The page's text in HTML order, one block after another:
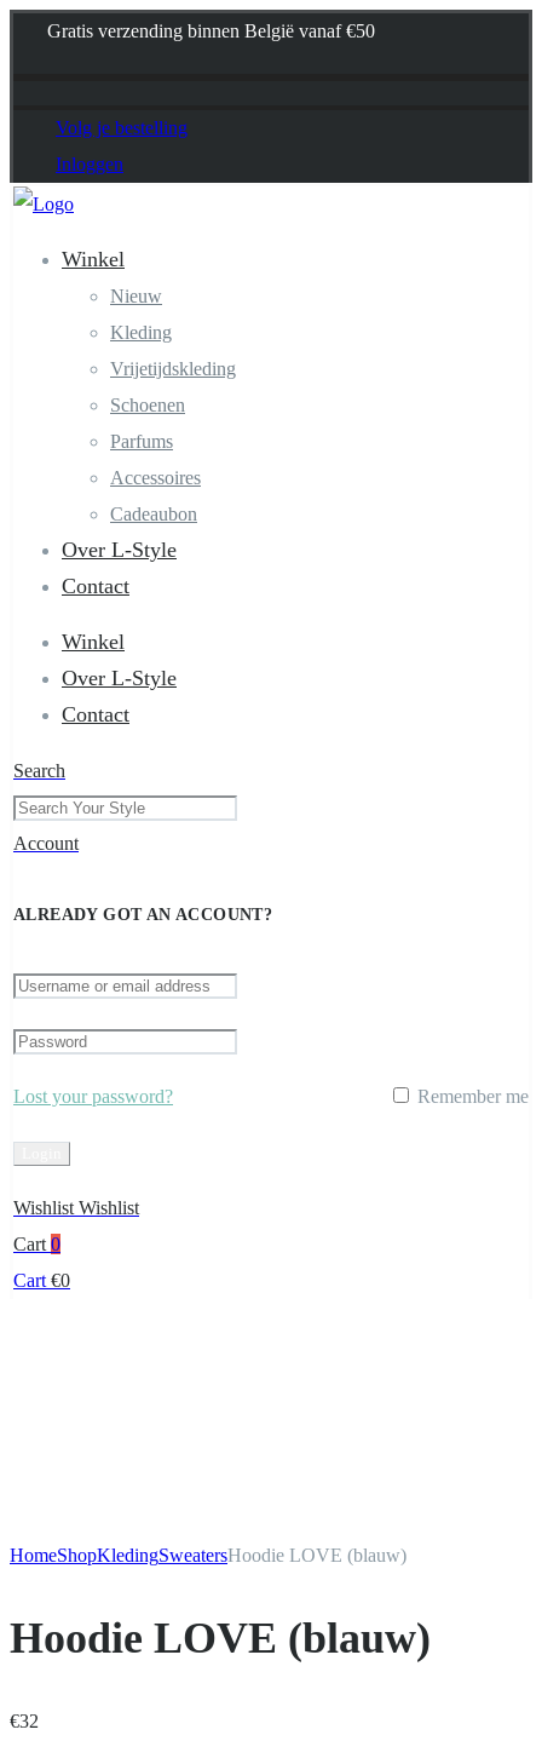
Gratis verzending binnen België vanaf €50
Volg je bestelling
Inloggen
Winkel
Nieuw
Kleding
Vrijetijdskleding
Schoenen
Parfums
Accessoires
Cadeaubon
Over L-Style
Contact
Winkel
Over L-Style
Contact
Search
Account
ALREADY GOT AN ACCOUNT?
Lost your password? Remember me
Wishlist Wishlist
Cart 0
Cart €0
HomeShopKledingSweatersHoodie LOVE (blauw)
Hoodie LOVE (blauw)
€32